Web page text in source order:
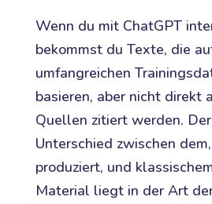
Wenn du mit ChatGPT
bekommst du Texte, die
umfangreichen
basieren, aber nicht direkt
Quellen zitiert werden.
Unterschied zwischen
produziert, und
Material liegt in der Art